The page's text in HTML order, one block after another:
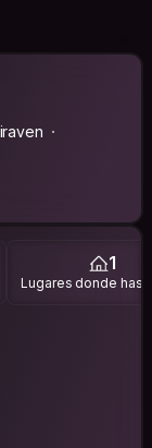
1
Lugares donde has